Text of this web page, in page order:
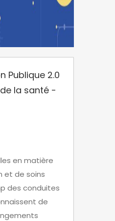
Publique 2.0
la santé -
en matière
et de soins
des conduites
de